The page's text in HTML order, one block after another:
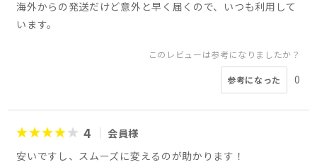
海外からの発送だけど意外と早く届くので、いつも利用して
います。
このレビューは参考になりましたか？
参考になった 0
4
会員様
安いですし、スムーズに変えるのが助かります！